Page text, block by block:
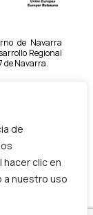
de
clic en
a nuestro uso
de Navarra
Regional
de Navarra.
hacia la
Europea –
NL y dentro del